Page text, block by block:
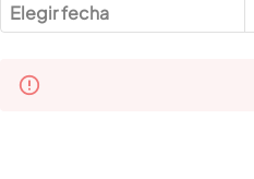
Elegir fecha